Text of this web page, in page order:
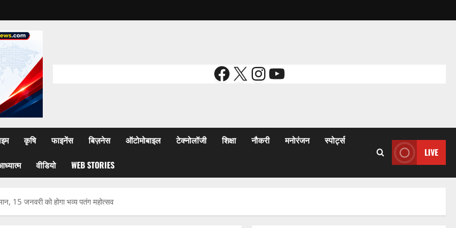
Facebook
X Instagram
YouTube
कृषि फाइनेंस बिज़नेस ऑटोमोबाइल टेक्नोलॉजी शिक्षा नौकरी मनोरंजन स्पोर्ट्स
वीडियो WEB STORIES
LIVE
15 जनवरी को होगा भव्य पतंग महोत्सव